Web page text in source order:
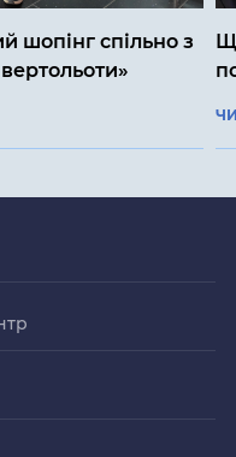
шопінг спільно з